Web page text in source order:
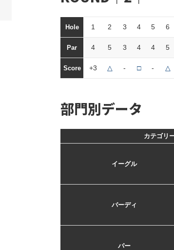
Hole 1 2 3 4 5 6
Par 4 5 3 4 4 5
Score +3 △ - □ - △
部門別データ
カテゴリ
イーグル
バーディ
パー